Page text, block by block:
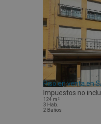
Piso en venta en
Impuestos no
124 m 2
3 Hab.
2 Baños